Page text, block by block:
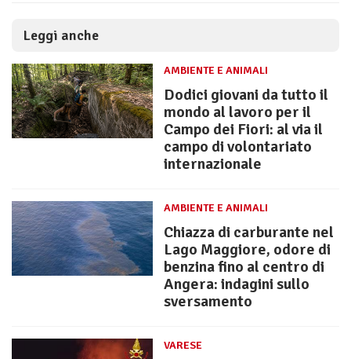
Leggi anche
AMBIENTE E ANIMALI
Dodici giovani da tutto il
mondo al lavoro per il
Campo dei Fiori: al via il
campo di volontariato
internazionale
AMBIENTE E ANIMALI
Chiazza di carburante nel
Lago Maggiore, odore di
benzina fino al centro di
Angera: indagini sullo
sversamento
VARESE